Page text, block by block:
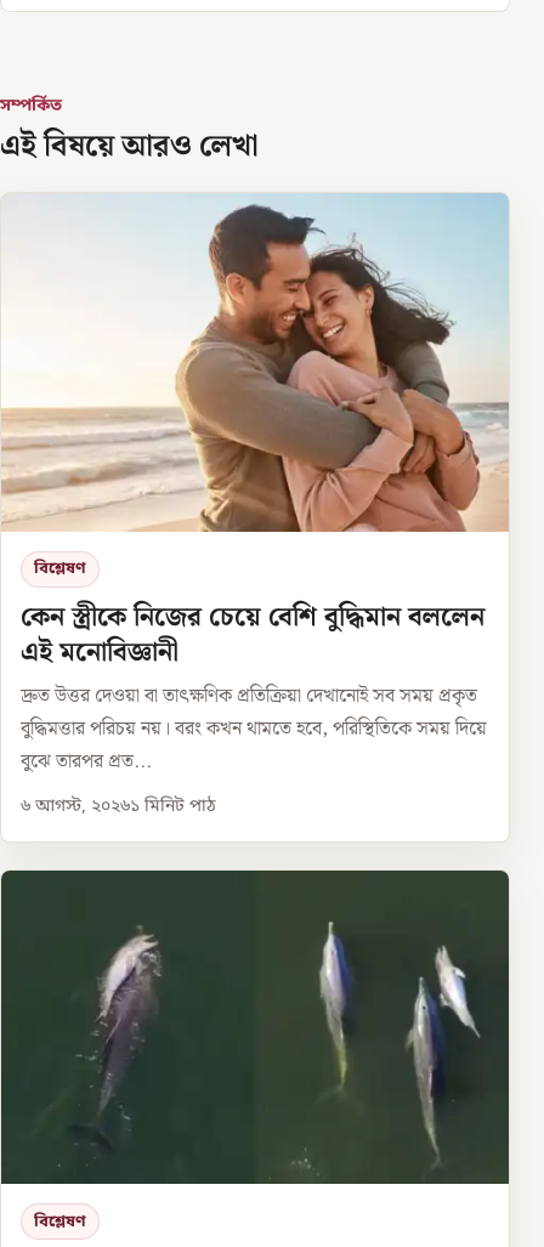
সম্পর্কিত
এই বিষয়ে আরও লেখা
বিশ্লেষণ
কেন স্ত্রীকে নিজের চেয়ে বেশি বুদ্ধিমান বললেন
এই মনোবিজ্ঞানী
দ্রুত উত্তর দেওয়া বা তাৎক্ষণিক প্রতিক্রিয়া দেখানোই সব সময় প্রকৃত
বুদ্ধিমত্তার পরিচয় নয়। বরং কখন থামতে হবে, পরিস্থিতিকে সময় দিয়ে
বুঝে তারপর প্রত...
৬ আগস্ট, ২০২৬১ মিনিট পাঠ
বিশ্লেষণ